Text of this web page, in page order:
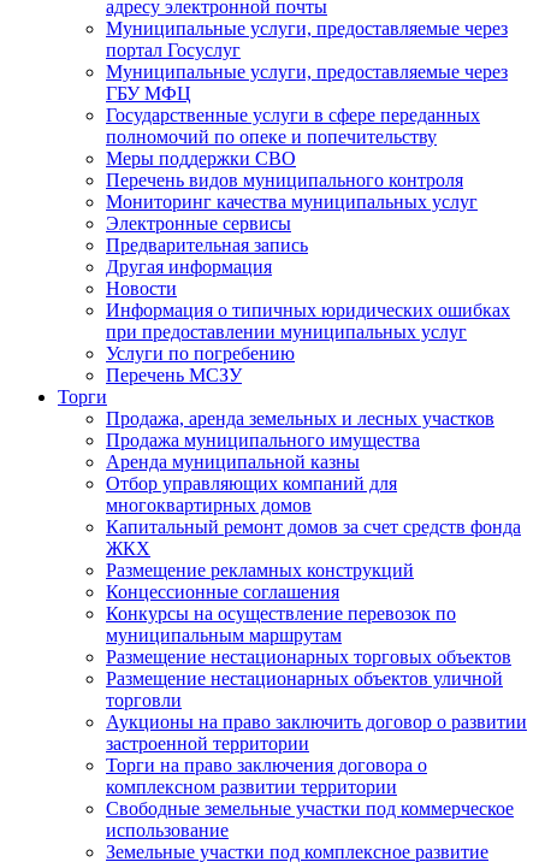
адресу электронной почты
Муниципальные услуги, предоставляемые через
портал Госуслуг
Муниципальные услуги, предоставляемые через
ГБУ МФЦ
Государственные услуги в сфере переданных
полномочий по опеке и попечительству
Меры поддержки СВО
Перечень видов муниципального контроля
Мониторинг качества муниципальных услуг
Электронные сервисы
Предварительная запись
Другая информация
Новости
Информация о типичных юридических ошибках
при предоставлении муниципальных услуг
Услуги по погребению
Перечень МСЗУ
Торги
Продажа, аренда земельных и лесных участков
Продажа муниципального имущества
Аренда муниципальной казны
Отбор управляющих компаний для
многоквартирных домов
Капитальный ремонт домов за счет средств фонда
ЖКХ
Размещение рекламных конструкций
Концессионные соглашения
Конкурсы на осуществление перевозок по
муниципальным маршрутам
Размещение нестационарных торговых объектов
Размещение нестационарных объектов уличной
торговли
Аукционы на право заключить договор о развитии
застроенной территории
Торги на право заключения договора о
комплексном развитии территории
Свободные земельные участки под коммерческое
использование
Земельные участки под комплексное развитие